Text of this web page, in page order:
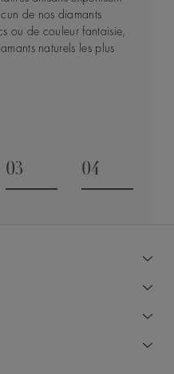
de nos diamants
ou de couleur fantaisie,
naturels les plus
intemporelles.
que nous découvrons
vivant dans leurs
elles-mêmes. C’est
03
04